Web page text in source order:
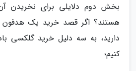
بخش دوم دلایلی برای نخریدن
هستند؟ اگر قصد خرید یک هدفون
دارید، به سه دلیل خرید گلکسی
کنیم؛